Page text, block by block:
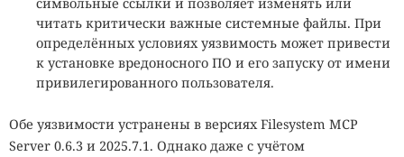
читать критически важные системные файлы. При
определённых условиях уязвимость может привести
к установке вредоносного ПО и его запуску от имени
привилегированного пользователя.
Обе уязвимости устранены в версиях Filesystem MCP
Server 0.6.3 и 2025.7.1. Однако даже с учётом